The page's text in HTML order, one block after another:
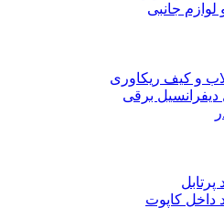
لوازم جانبی
و کیف ریکاوری
برقی
داخل کاپوت